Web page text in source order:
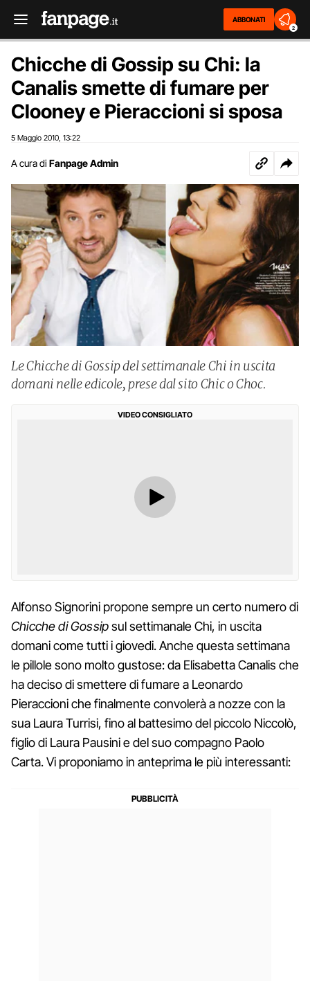
ABBONATI
2
Chicche di Gossip su Chi: la
Canalis smette di fumare per
Clooney e Pieraccioni si sposa
5 Maggio 2010 13:22
A cura di Fanpage Admin
Le Chicche di Gossip del settimanale Chi in uscita
domani nelle edicole, prese dal sito Chic o Choc.
VIDEO CONSIGLIATO
Alfonso Signorini propone sempre un certo numero di
Chicche di Gossipsul settimanale Chi, in uscita
domani come tutti i giovedi. Anche questa settimana
le pillole sono molto gustose: da Elisabetta Canalis che
ha deciso di smettere di fumare a Leonardo
Pieraccioni che finalmente convolerà a nozze con la
sua Laura Turrisi, fino al battesimo del piccolo Niccolò,
figlio di Laura Pausini e del suo compagno Paolo
Carta. Vi proponiamo in anteprima le più interessanti: